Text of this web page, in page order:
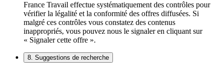
France Travail effectue systématiquement des contrôles pour
vérifier la légalité et la conformité des offres diffusées. Si
malgré ces contrôles vous constatez des contenus
inappropriés, vous pouvez nous le signaler en cliquant sur
« Signaler cette offre ».
8. Suggestions de recherche